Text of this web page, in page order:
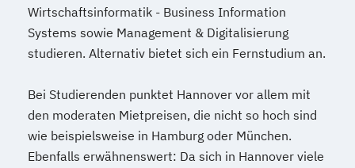
Wirtschaftsinformatik - Business Information
Systems sowie Management & Digitalisierung
studieren. Alternativ bietet sich ein Fernstudium an.
Bei Studierenden punktet Hannover vor allem mit
den moderaten Mietpreisen, die nicht so hoch sind
wie beispielsweise in Hamburg oder München.
Ebenfalls erwähnenswert: Da sich in Hannover viele